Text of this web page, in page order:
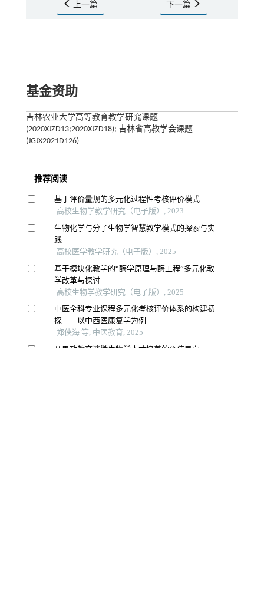
上一篇 下一篇
基金资助
吉林农业大学高等教育教学研究课题
(2020XJZD13;2020XJZD18); 吉林省高教学会课题
(JGJX2021D126)